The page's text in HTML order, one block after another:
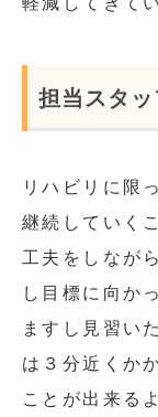
担当スタ
リハビリに限
継続していく
工夫をしなが
し目標に向か
ますし見習い
は３分近くか
ことが出来る